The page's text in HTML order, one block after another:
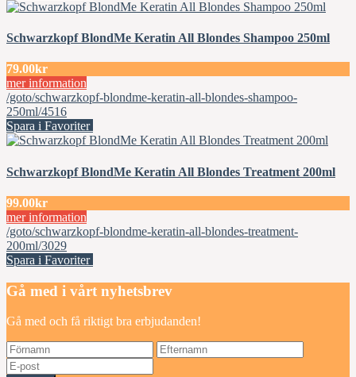
Schwarzkopf BlondMe Keratin All Blondes Shampoo 250ml
79.00kr
mer information
/goto/schwarzkopf-blondme-keratin-all-blondes-shampoo-
250ml/4516
Spara i Favoriter
Schwarzkopf BlondMe Keratin All Blondes Treatment 200ml
99.00kr
mer information
/goto/schwarzkopf-blondme-keratin-all-blondes-treatment-
200ml/3029
Spara i Favoriter
Gå med i vårt nyhetsbrev
Gå med och få riktigt bra erbjudanden!